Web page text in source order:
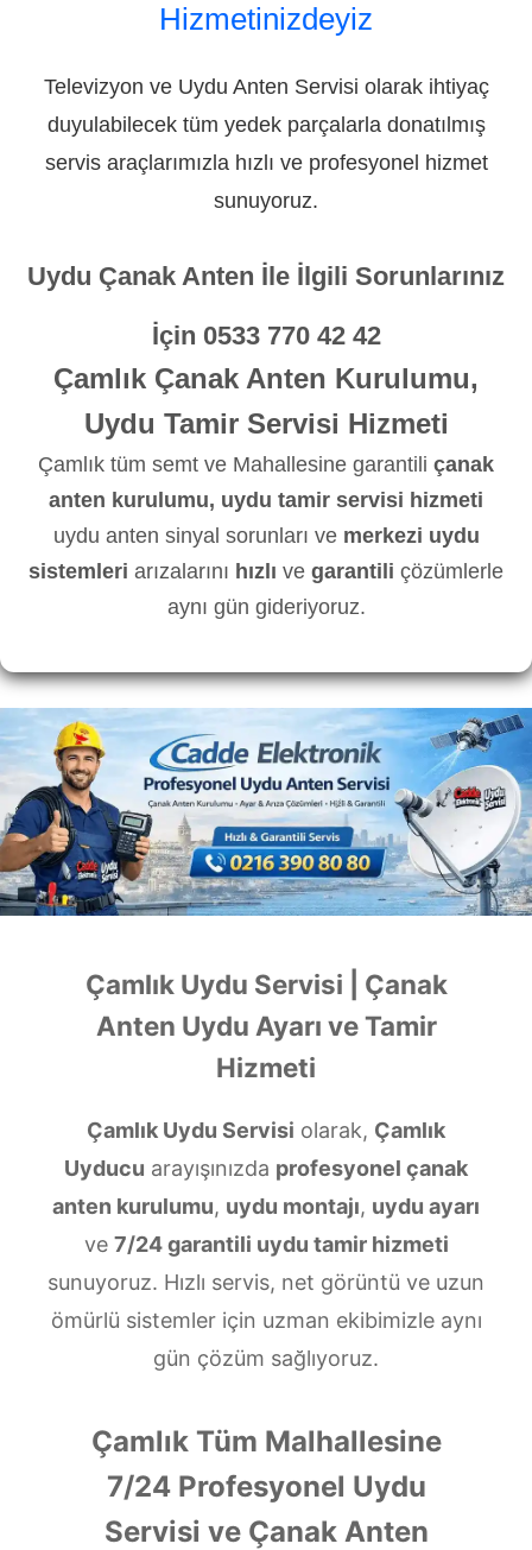
Hizmetinizdeyiz
Televizyon ve Uydu Anten Servisi olarak ihtiyaç
duyulabilecek tüm yedek parçalarla donatılmış
servis araçlarımızla hızlı ve profesyonel hizmet
sunuyoruz.
Uydu Çanak Anten İle İlgili Sorunlarınız
İçin 0533 770 42 42
Çamlık Çanak Anten Kurulumu,
Uydu Tamir Servisi Hizmeti
Çamlık tüm semt ve Mahallesine garantili çanak
anten kurulumu, uydu tamir servisi hizmeti
uydu anten sinyal sorunları ve merkezi uydu
sistemleri arızalarını hızlı ve garantili çözümlerle
aynı gün gideriyoruz.
Çamlık Uydu Servisi | Çanak
Anten Uydu Ayarı ve Tamir
Hizmeti
Çamlık Uydu Servisi olarak, Çamlık
Uyducu arayışınızda profesyonel çanak
anten kurulumu, uydu montajı, uydu ayarı
ve 7/24 garantili uydu tamir hizmeti
sunuyoruz. Hızlı servis, net görüntü ve uzun
ömürlü sistemler için uzman ekibimizle aynı
gün çözüm sağlıyoruz.
Çamlık Tüm Malhallesine
7/24 Profesyonel Uydu
Servisi ve Çanak Anten